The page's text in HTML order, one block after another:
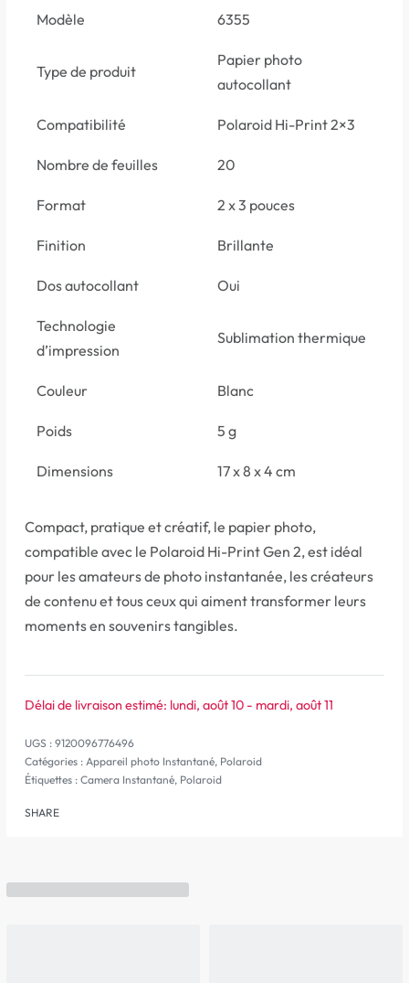
Modèle 6355
Type de produit
Papier photo
autocollant
Compatibilité Polaroid Hi-Print 2×3
Nombre de feuilles 20
Format 2 x 3 pouces
Finition Brillante
Dos autocollant Oui
Technologie
d’impression
Sublimation thermique
Couleur Blanc
Poids 5 g
Dimensions 17 x 8 x 4 cm
Compact, pratique et créatif, le papier photo,
compatible avec le Polaroid Hi-Print Gen 2, est idéal
pour les amateurs de photo instantanée, les créateurs
de contenu et tous ceux qui aiment transformer leurs
moments en souvenirs tangibles.
Délai de livraison estimé: lundi, août 10 - mardi, août 11
9120096776496
Catégories : Appareil photo Instantané, Polaroid
Étiquettes : Camera Instantané, Polaroid
SHARE